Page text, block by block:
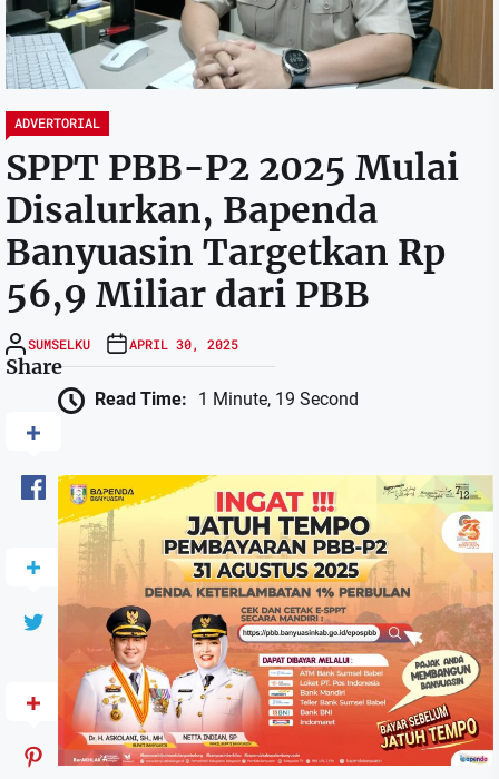
ADVERTORIAL
SPPT PBB-P2 2025 Mulai
Disalurkan, Bapenda
Banyuasin Targetkan Rp
56,9 Miliar dari PBB
SUMSELKU APRIL 30, 2025
Share
Read Time: 1 Minute, 19 Second